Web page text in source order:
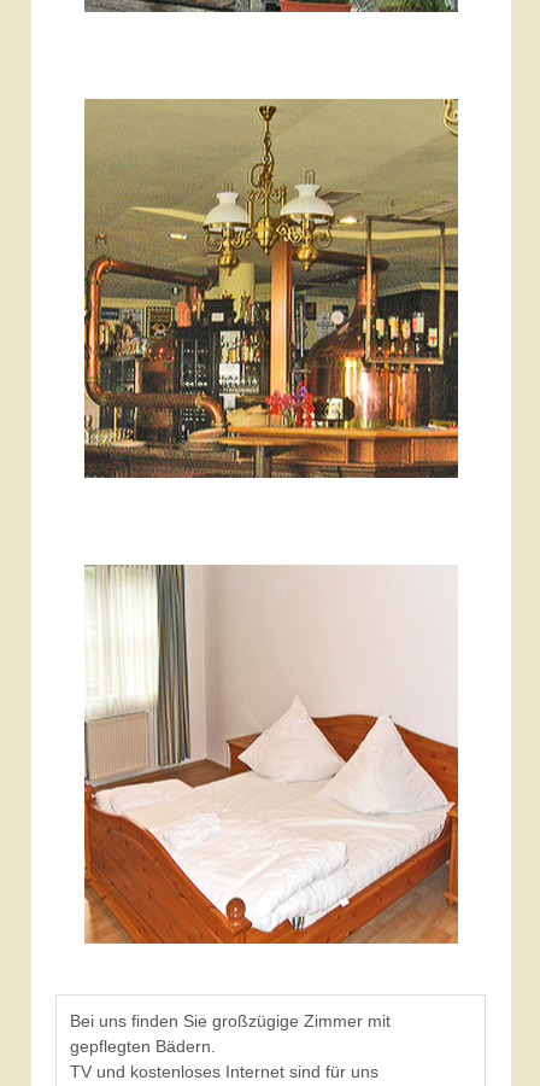
Bei uns finden Sie großzügige Zimmer mit
gepflegten Bädern.
TV und kostenloses Internet sind für uns